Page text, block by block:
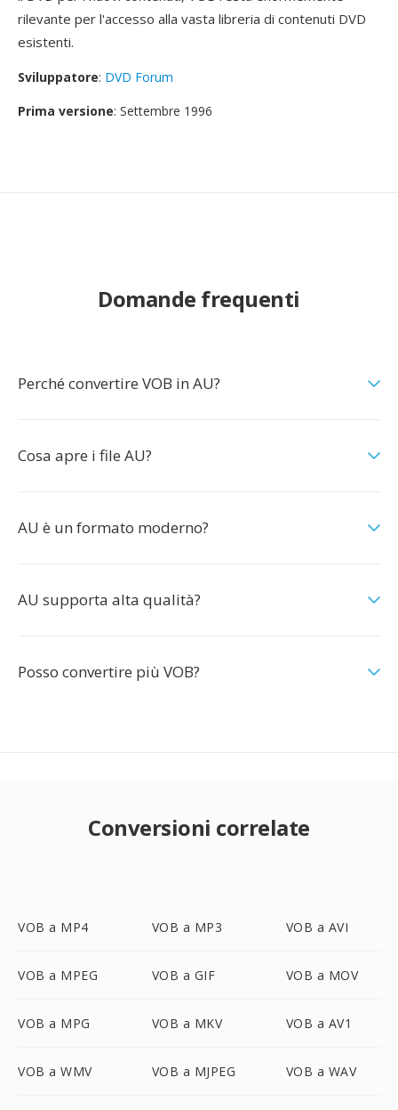
rilevante per l'accesso alla vasta libreria di contenuti DVD
esistenti.
Sviluppatore: DVD Forum
Prima versione: Settembre 1996
Domande frequenti
Perché convertire VOB in AU?
Cosa apre i file AU?
AU è un formato moderno?
AU supporta alta qualità?
Posso convertire più VOB?
Conversioni correlate
VOB a MP4 VOB a MP3 VOB a AVI
VOB a MPEG VOB a GIF VOB a MOV
VOB a MPG VOB a MKV VOB a AV1
VOB a WMV VOB a MJPEG VOB a WAV